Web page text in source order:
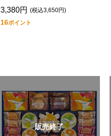
3,380円 (税込3,650円)
16ポイント
販売終了